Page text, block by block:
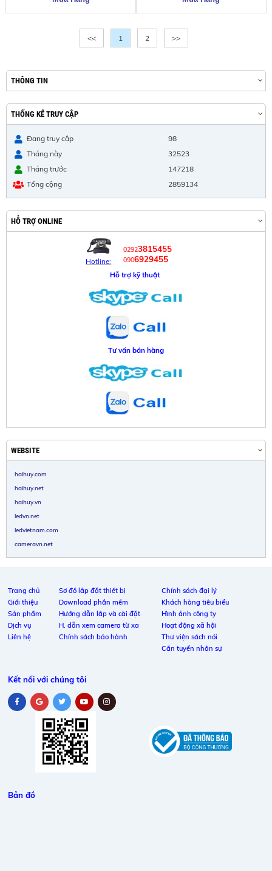
<< 1 2 >>
THÔNG TIN
THỐNG KÊ TRUY CẬP
Đang truy cập
98
Tháng này
32523
Tháng trước
147218
Tổng cộng
2859134
HỖ TRỢ ONLINE
Hotline:
02923815455
0906929455
Hỗ trợ kỹ thuật
Tư vấn bán hàng
WEBSITE
haihuy.com
haihuy.net
haihuy.vn
ledvn.net
ledvietnam.com
cameravn.net
Trang chủ
Giới thiệu
Sản phẩm
Dịch vụ
Liên hệ
Sơ đồ lắp đặt thiết bị
Download phần mềm
Hướng dẫn lắp và cài đặt
H. dẫn xem camera từ xa
Chính sách bảo hành
Chính sách đại lý
Khách hàng tiêu biểu
Hình ảnh công ty
Hoạt động xã hội
Thư viện sách nói
Cần tuyển nhân sự
Kết nối với chúng tôi
Bản đồ